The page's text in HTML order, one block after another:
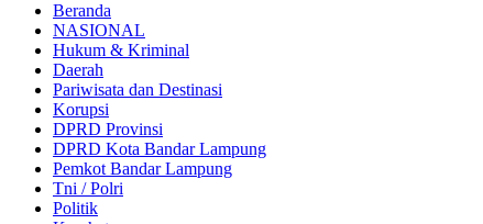
Beranda
NASIONAL
Hukum & Kriminal
Daerah
Pariwisata dan Destinasi
Korupsi
DPRD Provinsi
DPRD Kota Bandar Lampung
Pemkot Bandar Lampung
Tni / Polri
Politik